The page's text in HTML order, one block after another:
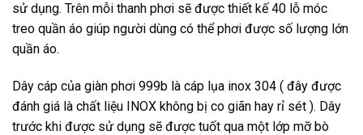
sử dụng. Trên mỗi thanh phơi sẽ được thiết kế 40 lỗ móc
treo quần áo giúp người dùng có thể phơi được số lượng lớn
quần áo.
Dây cáp của giàn phơi 999b là cáp lụa inox 304 ( đây được
đánh giá là chất liệu INOX không bị co giãn hay rỉ sét ). Dây
trước khi được sử dụng sẽ được tuốt qua một lớp mỡ bò